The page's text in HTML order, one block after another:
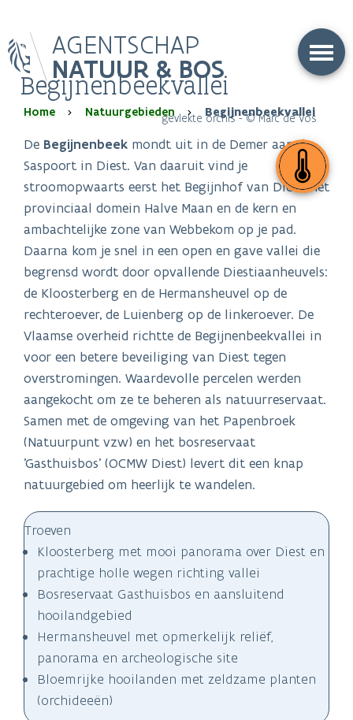
en
naar
inhoud
gaan
AGENTSCHAP
NATUUR & BOS
gevlekte orchis - © Marc de Vos
Begijnenbeekvallei
Kruimelpad
Home Natuurgebieden Begijnenbeekvallei
De Begijnenbeek mondt uit in de Demer aan de
Saspoort in Diest. Van daaruit vind je
stroomopwaarts eerst het Begijnhof van Diest, het
provinciaal domein Halve Maan en de kern en
ambachtelijke zone van Webbekom op je pad.
Daarna kom je snel in een open en gave vallei die
begrensd wordt door opvallende Diestiaanheuvels:
de Kloosterberg en de Hermansheuvel op de
rechteroever, de Luienberg op de linkeroever. De
Vlaamse overheid richtte de Begijnenbeekvallei in
voor een betere beveiliging van Diest tegen
overstromingen. Waardevolle percelen werden
aangekocht om ze te beheren als natuurreservaat.
Samen met de omgeving van het Papenbroek
(Natuurpunt vzw) en het bosreservaat
'Gasthuisbos' (OCMW Diest) levert dit een knap
natuurgebied om heerlijk te wandelen.
Troeven
Kloosterberg met mooi panorama over Diest en
prachtige holle wegen richting vallei
Bosreservaat Gasthuisbos en aansluitend
hooilandgebied
Hermansheuvel met opmerkelijk reliëf,
panorama en archeologische site
Bloemrijke hooilanden met zeldzame planten
(orchideeën)